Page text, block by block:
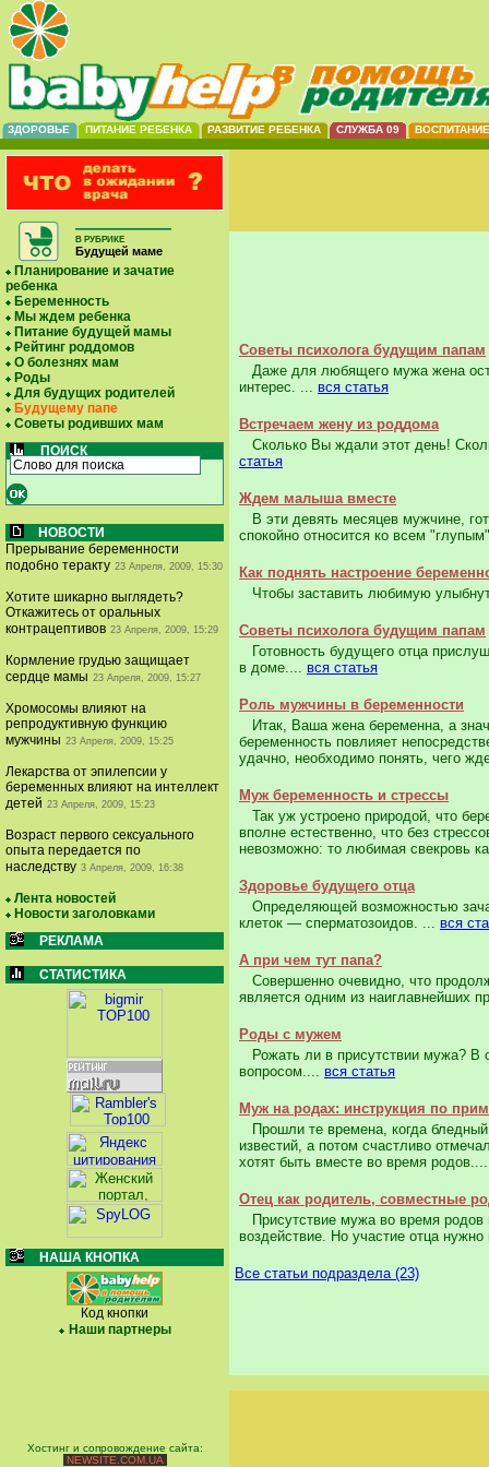
ЗДОРОВЬЕ ПИТАНИЕ РЕБЕНКА РАЗВИТИЕ РЕБЕНКА СЛУЖБА 09 ВОСПИТАНИЕ
В РУБРИКЕ
Будущей маме
Планирование и зачатие
ребенка
Беременность
Мы ждем ребенка
Питание будущей мамы
Рейтинг роддомов
О болезнях мам
Роды
Для будущих родителей
Будущему папе
Советы родивших мам
ПОИСК
НОВОСТИ
Прерывание беременности
подобно теракту 23 Апреля, 2009, 15:30
Хотите шикарно выглядеть?
Откажитесь от оральных
контрацептивов 23 Апреля, 2009, 15:29
Кормление грудью защищает
сердце мамы 23 Апреля, 2009, 15:27
Хромосомы влияют на
репродуктивную функцию
мужчины 23 Апреля, 2009, 15:25
Лекарства от эпилепсии у
беременных влияют на интеллект
детей 23 Апреля, 2009, 15:23
Возраст первого сексуального
опыта передается по
наследству 3 Апреля, 2009, 16:38
Лента новостей
Новости заголовками
РЕКЛАМА
СТАТИСТИКА
НАША КНОПКА
Код кнопки
Наши партнеры
Советы психолога будущим папам
Даже для любящего мужа жена
интерес. ... вся статья
Встречаем жену из роддома
Сколько Вы ждали этот день!
статья
Ждем малыша вместе
В эти девять месяцев мужчине,
спокойно относится ко всем
Как поднять настроение
Чтобы заставить любимую
Советы психолога будущим папам
Готовность будущего отца
в доме.... вся статья
Роль мужчины в беременности
Итак, Ваша жена беременна, а
беременность повлияет
удачно, необходимо понять, чего
Муж беременность и стрессы
Так уж устроено природой, что
вполне естественно, что без
невозможно: то любимая свекровь
Здоровье будущего отца
Определяющей возможностью
клеток — сперматозоидов. ... вся
А при чем тут папа?
Совершенно очевидно, что
является одним из наиглавнейших
Роды с мужем
Рожать ли в присутствии мужа? В
вопросом.... вся статья
Муж на родах: инструкция по
Прошли те времена, когда
известий, а потом счастливо
хотят быть вместе во время
Отец как родитель, совместные
Присутствие мужа во время родов
воздействие. Но участие отца
Все статьи подраздела (23)
Хостинг и сопровождение сайта:
NEWSITE.COM.UA